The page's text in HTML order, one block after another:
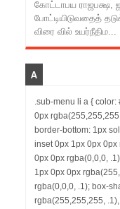
கோட்டாபய ராஜபக்ஷ,
போட்டியிடுவதைத்
விரை வில் உயர்நீதிம...
A
.sub-menu li a {
0px
border-bottom: 1px
inset 0px 1px 0px
0px 0px rgba(0,0,0,
1px 0px 0px
rgba(0,0,0, .1); box-
rgba(255,255,255,